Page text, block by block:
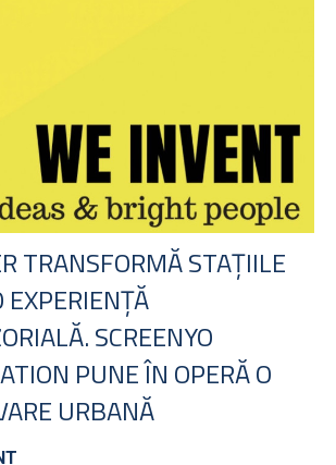
TRANSFORMĂ STAȚIILE
SCREENYO
PUNE ÎN OPERĂ O
URBANĂ